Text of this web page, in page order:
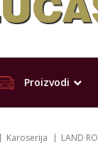
Proizvodi
Karoserija LAND